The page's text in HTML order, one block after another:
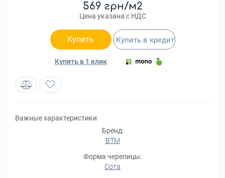
569 грн/м2
Цена указана с НДС
Купить
Купить в 1 клик
Купить в кредит
Важные характеристики
Бренд:
BTM
Форма черепицы:
Сота